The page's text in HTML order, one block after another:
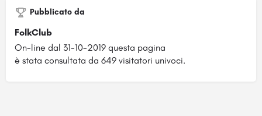
Pubblicato da
FolkClub
On-line dal 31-10-2019 questa pagina
è stata consultata da 649 visitatori univoci.